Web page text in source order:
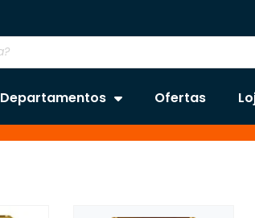
Departamentos Ofertas